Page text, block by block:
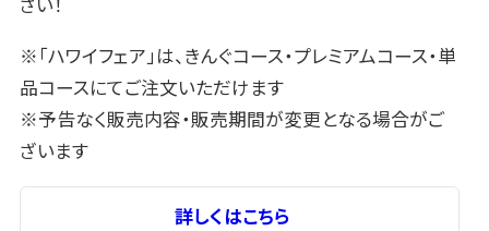
※「ハワイフェア」は、きんぐコース・プレミアムコース・単
品コースにてご注文いただけます
※予告なく販売内容・販売期間が変更となる場合がご
ざいます
詳しくはこちら